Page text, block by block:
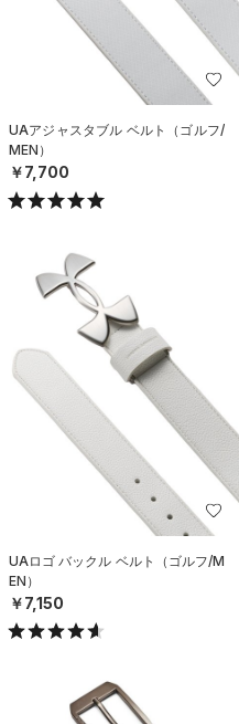
UAアジャスタブル ベルト（ゴルフ/
MEN）
￥7,700
UAロゴ バックル ベルト（ゴルフ/M
EN）
￥7,150